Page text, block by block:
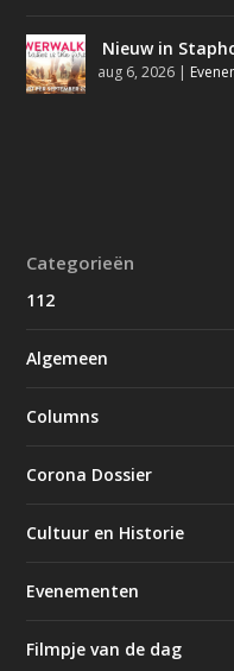
Nieuw in
aug 6, 2026 |
Categorieën
112
Algemeen
Columns
Corona Dossier
Cultuur en Historie
Evenementen
Filmpje van de dag